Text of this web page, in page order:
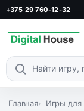
+375 29 760-12-32
Поиск по
Главная Игры для